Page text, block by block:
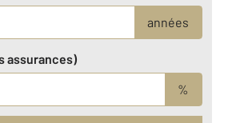
années
assurances)
%